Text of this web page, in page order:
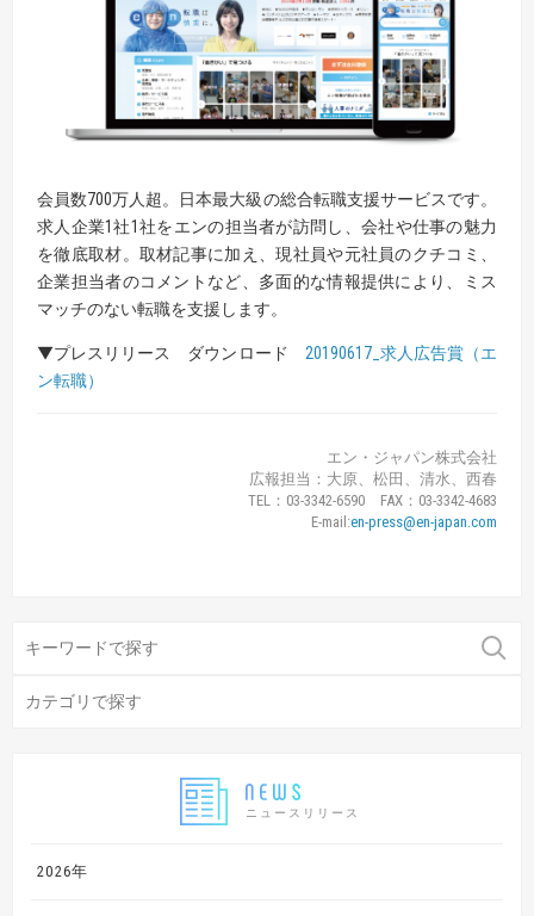
ニュースリリース
2026年
会員数700万人超。日本最大級の総合転職支援サービスです。
求人企業1社1社をエンの担当者が訪問し、会社や仕事の魅力
を徹底取材。取材記事に加え、現社員や元社員のクチコミ、
企業担当者のコメントなど、多面的な情報提供により、ミス
マッチのない転職を支援します。
▼プレスリリース ダウンロード 20190617_求人広告賞（エ
ン転職）
エン・ジャパン株式会社
広報担当：大原、松田、清水、西春
TEL：03-3342-6590 FAX：03-3342-4683
E-mail:en-press@en-japan.com